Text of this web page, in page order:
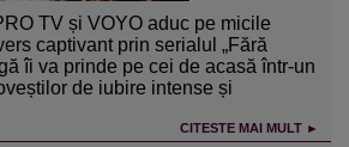
TV și VOYO aduc pe micile
captivant prin serialul „Fără
îi va prinde pe cei de acasă într-un
de iubire intense și
CITESTE MAI MULT ►